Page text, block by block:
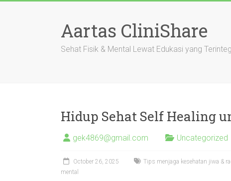
Aartas CliniShare
Sehat Fisik & Mental Lewat Edukasi yang
Hidup Sehat Self Healing
gek4869@gmail.com Uncategorized
October 26, 2025
Tips menjaga kesehatan jiwa &
mental